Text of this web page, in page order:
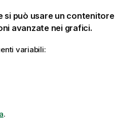
si può usare un contenitore
avanzate nei grafici.
variabili:
.